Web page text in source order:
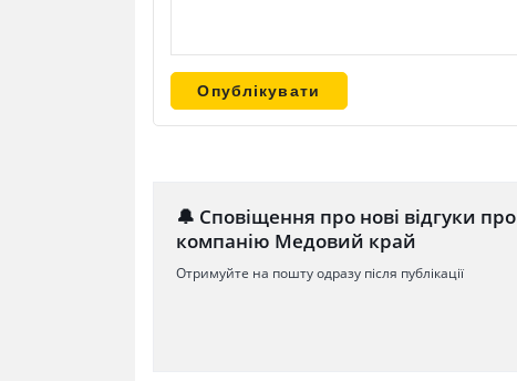
🔔 Сповіщення про нові відгуки про
компанію Медовий край
Отримуйте на пошту одразу після публікації